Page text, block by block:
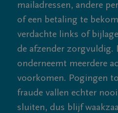
mailadressen, andere
of een betaling te
verdachte links of
de afzender zorgvuldig.
onderneemt meerdere
voorkomen. Pogingen
fraude vallen echter
sluiten, dus blijf